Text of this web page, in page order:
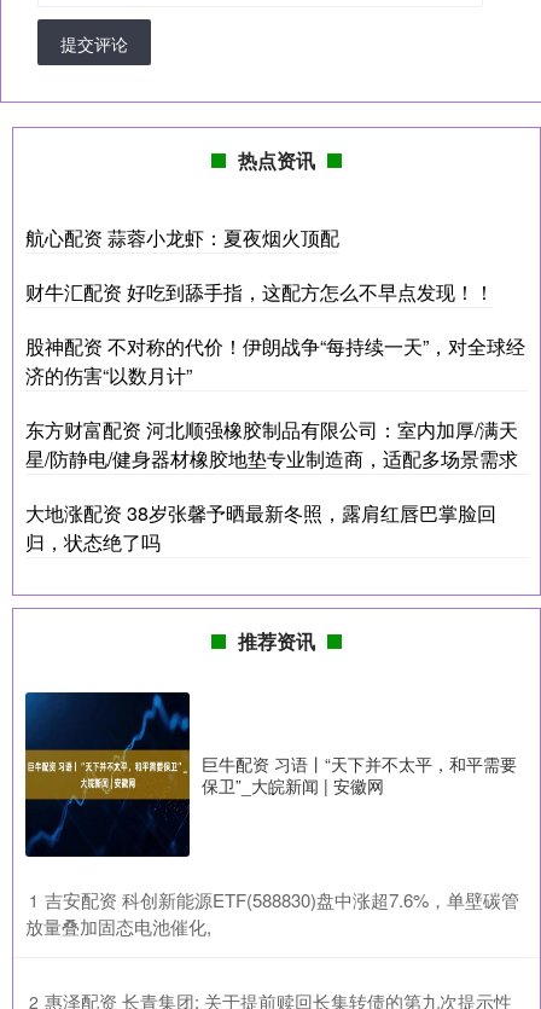
提交评论
热点资讯
航心配资 蒜蓉小龙虾：夏夜烟火顶配
财牛汇配资 好吃到舔手指，这配方怎么不早点发现！！
股神配资 不对称的代价！伊朗战争“每持续一天”，对全球经
济的伤害“以数月计”
东方财富配资 河北顺强橡胶制品有限公司：室内加厚/满天
星/防静电/健身器材橡胶地垫专业制造商，适配多场景需求
大地涨配资 38岁张馨予晒最新冬照，露肩红唇巴掌脸回
归，状态绝了吗
推荐资讯
巨牛配资 习语丨“天下并不太平，和平需要
保卫”_大皖新闻 | 安徽网
1 ​吉安配资 科创新能源ETF(588830)盘中涨超7.6%，单壁碳管
放量叠加固态电池催化,
2 ​惠泽配资 长青集团: 关于提前赎回长集转债的第九次提示性